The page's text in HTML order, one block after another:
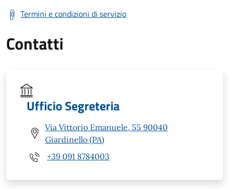
Termini e condizioni di servizio
Contatti
Ufficio Segreteria
Via Vittorio Emanuele, 55 90040
Giardinello (PA)
+39 091 8784003